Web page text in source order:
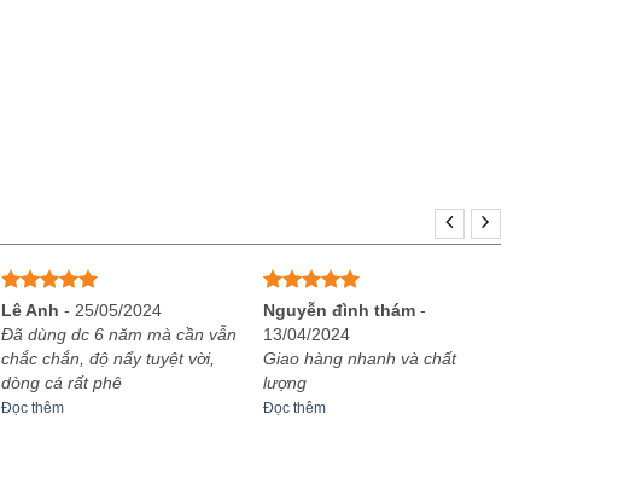
Được xếp
hạng
sao
Lê Anh - 25/05/2024
Đã dùng dc 6 năm mà cần vẫn
chắc chắn, độ nẩy tuyệt vời,
dòng cá rất phê
Đọc thêm
Được xếp
hạng55
sao
Nguyễn đình thám-
13/04/2024
Giao hàng nhanh và chất
lượng
Đọc thêm